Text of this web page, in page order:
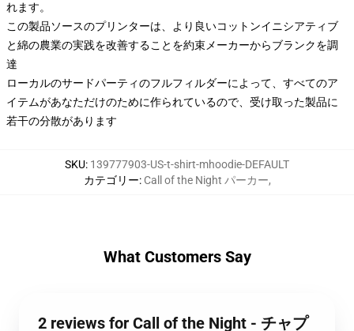
れます。
この製品ソースのプリンターは、より良いコットンイニシアティブ
と綿の農業の実践を改善することを約束メーカーからブランクを調
達
ローカルのサードパーティのフルフィルダーによって、すべてのア
イテムがあなただけのために作られているので、受け取った製品に
若干の分散があります
SKU: 139777903-US-t-shirt-mhoodie-DEFAULT
カテゴリー: Call of the Night パーカー,
What Customers Say
2 reviews for Call of the Night - チャプ